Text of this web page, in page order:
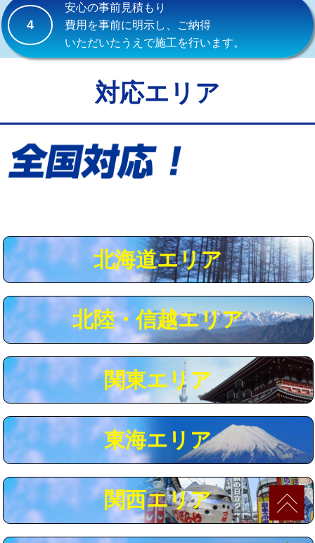
給水管工事※（ホール加工)
給水管工事※（バンド止め) 3,300円
給水管工事※（保温材使用（バンド止
5,500円
給水管工事※（土の掘削・埋め戻し作
業)
用（追加）/3ｍ超え)
給水管工事※（ライニング鋼管・銅
44,000円
給水管工事※（ライニング鋼管・銅
管・ポリ管・HT管使用/3ｍ超え)
+8,800円
マス交換（土の掘削・埋め戻し作業） 11,000円~
マス交換（深さ50㎝未満） 55,000円
マス交換（深さ50㎝以上） 66,000円
コンクリート斫り（厚さ10㎝まで） 27,500円
コンクリート斫り（厚さ10㎝超え） 38,500円
モルタル補修（厚さ10㎝まで） 27,500円
4
安心の事前見積もり
費用を事前に明示し、ご納得
いただいたうえで施工を行います。
対応エリア
北海道エリア
北陸・信越エリア
関東エリア
東海エリア
関西エリア